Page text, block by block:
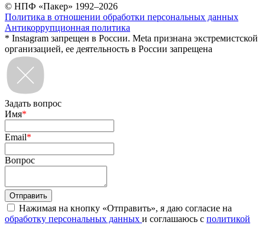
© НПФ «Пакер» 1992–2026
Политика в отношении обработки персональных данных
Антикоррупционная политика
* Instagram запрещен в России. Meta признана экстремистской
организацией, ее деятельность в России запрещена
Задать вопрос
Имя*
Email*
Вопрос
Нажимая на кнопку «Отправить», я даю согласие на
обработку персональных данных и соглашаюсь с политикой